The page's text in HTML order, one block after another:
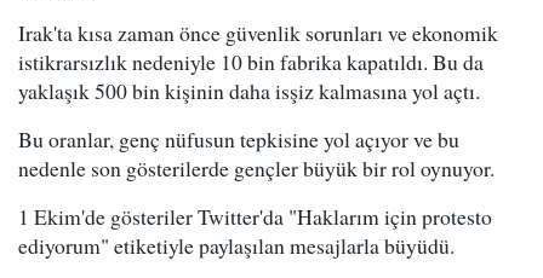
Irak'ta kısa zaman önce güvenlik sorunları ve ekonomik
istikrarsızlık nedeniyle 10 bin fabrika kapatıldı. Bu da
yaklaşık 500 bin kişinin daha isşiz kalmasına yol açtı.
Bu oranlar, genç nüfusun tepkisine yol açıyor ve bu
nedenle son gösterilerde gençler büyük bir rol oynuyor.
1 Ekim'de gösteriler Twitter'da "Haklarım için protesto
ediyorum" etiketiyle paylaşılan mesajlarla büyüdü.